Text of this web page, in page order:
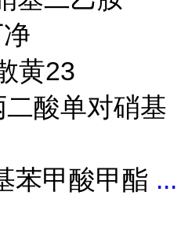
黄23
酸单对硝基
苯甲酸甲酯 ...